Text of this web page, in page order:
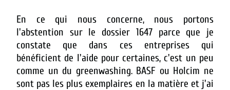
En ce qui nous concerne, nous portons
l'abstention sur le dossier 1647 parce que je
constate que dans ces entreprises qui
bénéficient de l'aide pour certaines, c'est un peu
comme un du greenwashing. BASF ou Holcim ne
sont pas les plus exemplaires en la matière et j'ai